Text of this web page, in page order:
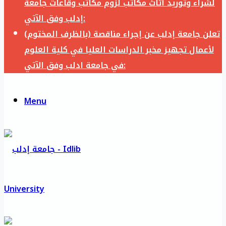
إدلب وفق الآتي:
تعلن جامعة إدلب عن إجراء مناقصة (بالظرف المختوم)
لأعمال تجهيز مخبر الدراسات العليا في كلية العلوم
في جامعة ادلب وفق الآتي:
Menu